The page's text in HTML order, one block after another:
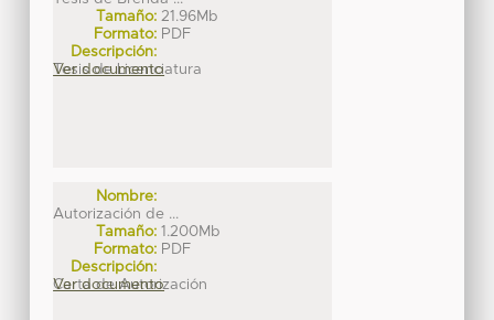
Tamaño: 21.96Mb
Formato: PDF
Descripción:
Tesis de Licenciatura
Ver documento
Nombre:
Autorización de ...
Tamaño: 1.200Mb
Formato: PDF
Descripción:
Carta de Autorización
Ver documento